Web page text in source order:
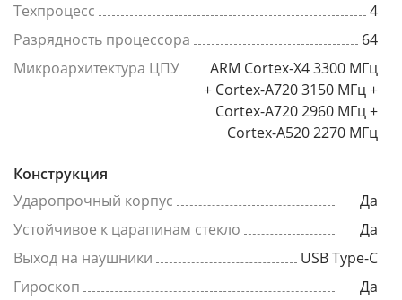
Техпроцесс
4
Разрядность процессора
64
Микроархитектура ЦПУ
ARM Cortex-X4 3300 МГц
+ Cortex-A720 3150 МГц +
Cortex-A720 2960 МГц +
Cortex-A520 2270 МГц
Конструкция
Ударопрочный корпус
Да
Устойчивое к царапинам стекло
Да
Выход на наушники
USB Type-C
Гироскоп
Да